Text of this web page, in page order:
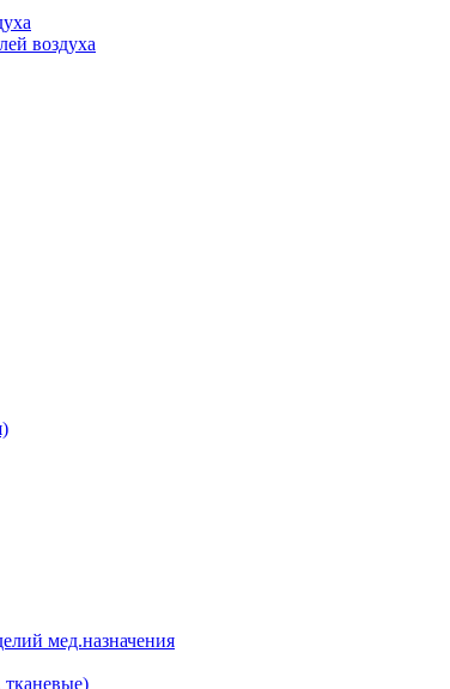
воздуха
мед.назначения